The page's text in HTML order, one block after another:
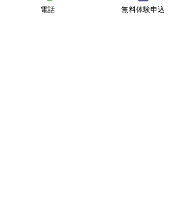
コメントを追加…
電話 無料体験申込